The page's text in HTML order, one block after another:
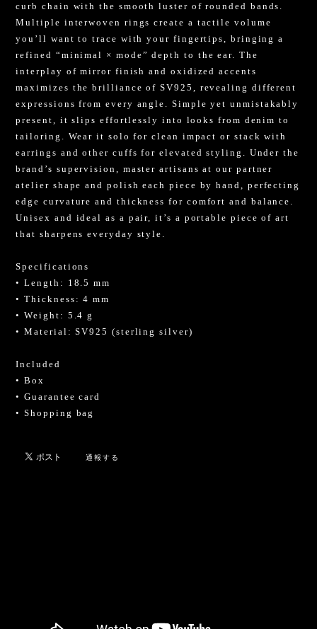
curb chain with the smooth luster of rounded bands.
Multiple interwoven rings create a tactile volume
you’ll want to trace with your fingertips, bringing a
refined “minimal × mode” depth to the ear. The
interplay of mirror finish and oxidized accents
maximizes the brilliance of SV925, revealing different
expressions from every angle. Simple yet unmistakably
present, it slips effortlessly into looks from denim to
tailoring. Wear it solo for clean impact or stack with
earrings and other cuffs for elevated styling. Under the
brand’s supervision, master artisans at our partner
atelier shape and polish each piece by hand, perfecting
edge curvature and thickness for comfort and balance.
Unisex and ideal as a pair, it’s a portable piece of art
that sharpens everyday style.
Specifications
• Length: 18.5 mm
• Thickness: 4 mm
• Weight: 5.4 g
• Material: SV925 (sterling silver)
Included
• Box
• Guarantee card
• Shopping bag
通報する